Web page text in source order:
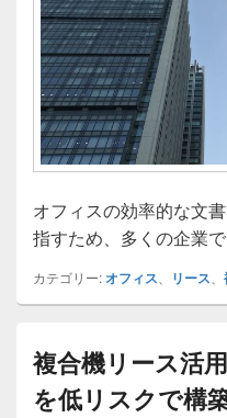
オフィスの効率的な文
指すため、多くの企業
カテゴリー:オフィス、 リース、
複合機リース活
を低リスクで構